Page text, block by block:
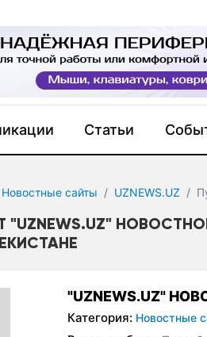
Статьи
Новостные сайты UZNEWS.UZ
"UZNEWS.UZ"
Категория: Новостные